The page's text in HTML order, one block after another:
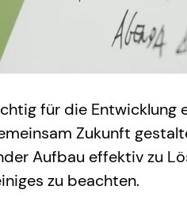
für die Entwicklung
Zukunft
Aufbau effektiv zu
zu beachten.